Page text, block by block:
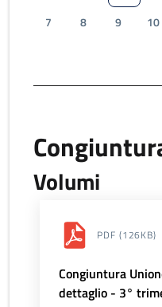
7
8 9 10
Volumi
PDF (126KB)
Congiuntura
dettaglio - 3°